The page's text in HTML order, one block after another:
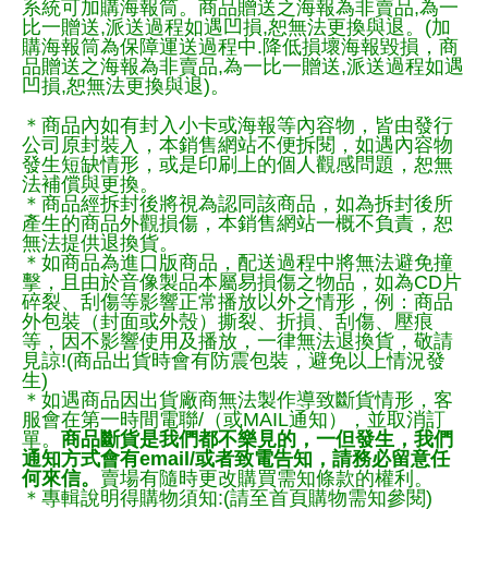
系統可加購海報筒。商品贈送之海報為非賣品,為一
比一贈送,派送過程如遇凹損,恕無法更換與退。(加
購海報筒為保障運送過程中.降低損壞海報毀損，商
品贈送之海報為非賣品,為一比一贈送,派送過程如遇
凹損,恕無法更換與退)。
＊商品內如有封入小卡或海報等內容物，皆由發行
公司原封裝入，本銷售網站不便拆閱，如遇內容物
發生短缺情形，或是印刷上的個人觀感問題，恕無
法補償與更換。
＊商品經拆封後將視為認同該商品，如為拆封後所
產生的商品外觀損傷，本銷售網站一概不負責，恕
無法提供退換貨。
＊如商品為進口版商品，配送過程中將無法避免撞
擊，且由於音像製品本屬易損傷之物品，如為CD片
碎裂、刮傷等影響正常播放以外之情形，例：商品
外包裝（封面或外殼）撕裂、折損、刮傷、壓痕
等，因不影響使用及播放，一律無法退換貨，敬請
見諒!(商品出貨時會有防震包裝，避免以上情況發
生)
＊如遇商品因出貨廠商無法製作導致斷貨情形，客
服會在第一時間電聯/（或MAIL通知），並取消訂
單。 商品斷貨是我們都不樂見的，一但發生，我們
通知方式會有email/或者致電告知，請務必留意任
何來信。 賣場有隨時更改購買需知條款的權利。
＊專輯說明得購物須知:(請至首頁購物需知參閱)